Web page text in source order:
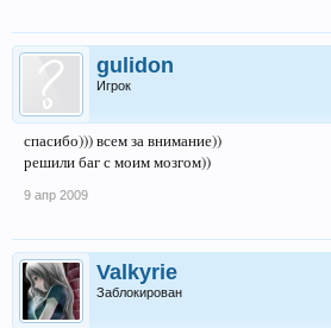
gulidon
Игрок
спасибо))) всем за внимание))
решили баг с моим мозгом))
9 апр 2009
Valkyrie
Заблокирован